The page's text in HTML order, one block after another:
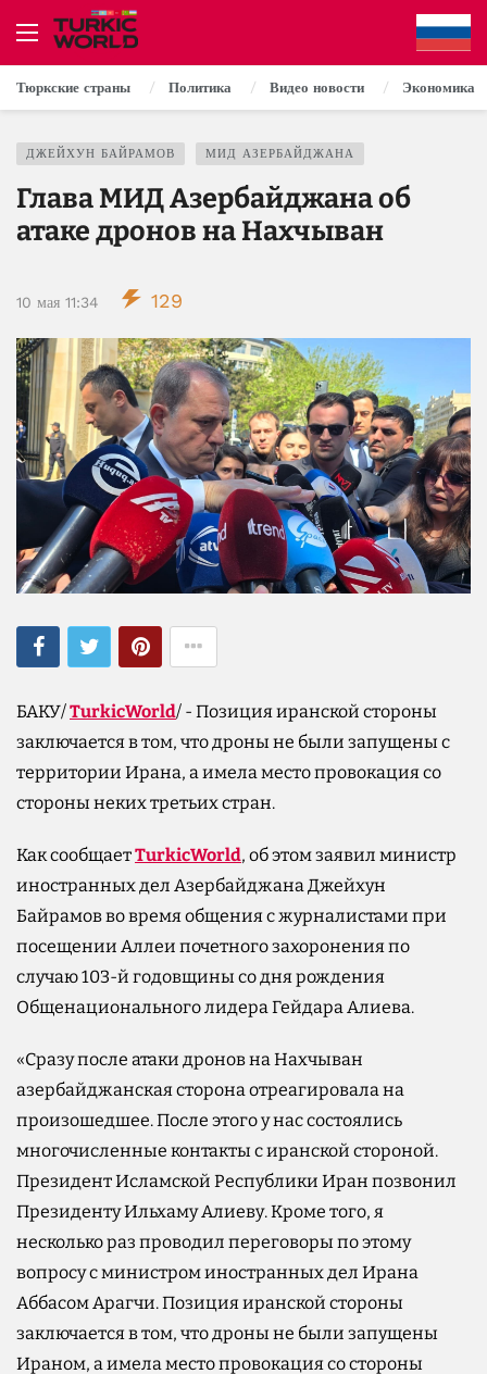
Тюркские страны Политика Видео новости Экономика
ДЖЕЙХУН БАЙРАМОВ МИД АЗЕРБАЙДЖАНА
Глава МИД Азербайджана об
атаке дронов на Нахчыван
10 мая 11:34 129
БАКУ/TurkicWorld/ - Позиция иранской стороны
заключается в том, что дроны не были запущены с
территории Ирана, а имела место провокация со
стороны неких третьих стран.
Как сообщаетTurkicWorld, об этом заявил министр
иностранных дел Азербайджана Джейхун
Байрамов во время общения с журналистами при
посещении Аллеи почетного захоронения по
случаю 103-й годовщины со дня рождения
Общенационального лидера Гейдара Алиева.
«Сразу после атаки дронов на Нахчыван
азербайджанская сторона отреагировала на
произошедшее. После этого у нас состоялись
многочисленные контакты с иранской стороной.
Президент Исламской Республики Иран позвонил
Президенту Ильхаму Алиеву. Кроме того, я
несколько раз проводил переговоры по этому
вопросу с министром иностранных дел Ирана
Аббасом Арагчи. Позиция иранской стороны
заключается в том, что дроны не были запущены
Ираном, а имела место провокация со стороны